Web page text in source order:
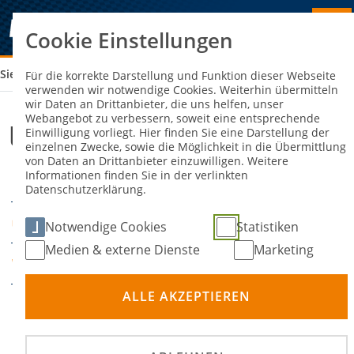
Sie sind hier: UMWELTBEAUFTRAGTER (C)
Umweltbeauftragter (C)
DATUM 19. Dezember 2024
ORT Online
VERANSTALTER ADAC Südbayern e.V.
Anmeldng unter:
forms.office.com/e/we9twY4324
Cookie Einstellungen
Für die korrekte Darstellung und Funktion dieser Webseite
verwenden wir notwendige Cookies. Weiterhin übermitteln
wir Daten an Drittanbieter, die uns helfen, unser
Webangebot zu verbessern, soweit eine entsprechende
Einwilligung vorliegt. Hier finden Sie eine Darstellung der
einzelnen Zwecke, sowie die Möglichkeit in die Übermittlung
von Daten an Drittanbieter einzuwilligen. Weitere
Informationen finden Sie in der verlinkten
Datenschutzerklärung.
Notwendige Cookies
Statistiken
Medien & externe Dienste
Marketing
ALLE AKZEPTIEREN